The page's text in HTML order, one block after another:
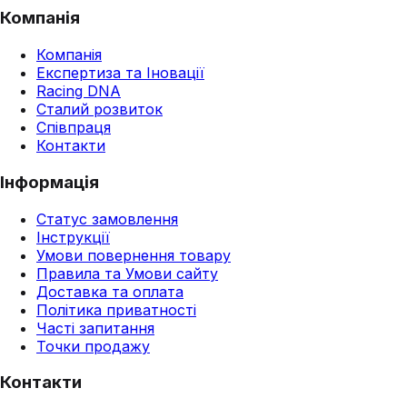
Компанія
Компанія
Експертиза та Іновації
Racing DNA
Сталий розвиток
Співпраця
Контакти
Інформація
Статус замовлення
Інструкції
Умови повернення товару
Правила та Умови сайту
Доставка та оплата
Політика приватності
Часті запитання
Точки продажу
Контакти